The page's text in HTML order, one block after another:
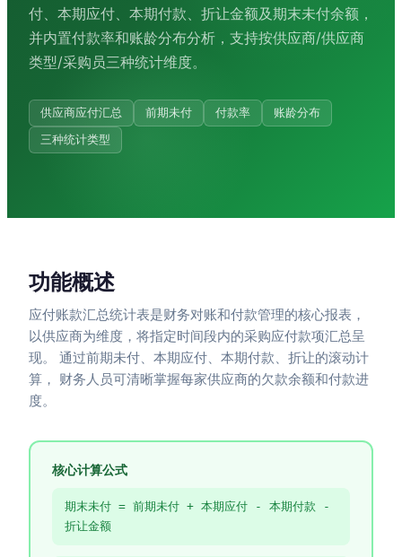
付、本期应付、本期付款、折让金额及期末未付余额，
并内置付款率和账龄分布分析，支持按供应商/供应商
类型/采购员三种统计维度。
供应商应付汇总 前期未付 付款率
账龄分布
三种统计类型
功能概述
应付账款汇总统计表是财务对账和付款管理的核心报表，
以供应商为维度，将指定时间段内的采购应付款项汇总呈
现。 通过前期未付、本期应付、本期付款、折让的滚动计
算， 财务人员可清晰掌握每家供应商的欠款余额和付款进
度。
核心计算公式
期末未付 = 前期未付 + 本期应付 - 本期付款 -
折让金额